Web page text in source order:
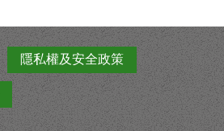
隱私權及安全政策